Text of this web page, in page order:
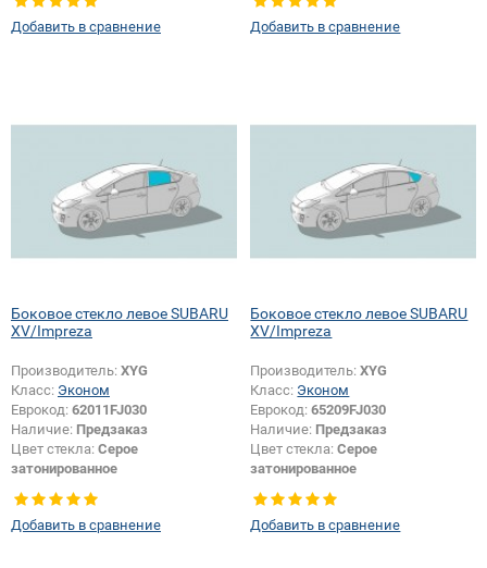
Добавить в сравнение Добавить в сравнение
Боковое стекло левое SUBARU
XV/Impreza
Производитель: XYG
Класс: Эконом
Еврокод: 62011FJ030
Наличие: Предзаказ
Цвет стекла: Серое
затонированное
Добавить в сравнение
Боковое стекло левое SUBARU
XV/Impreza
Производитель:XYG
Класс: Эконом
Еврокод:65209FJ030
Наличие: Предзаказ
Цвет стекла:Серое
затонированное
Добавить в сравнение